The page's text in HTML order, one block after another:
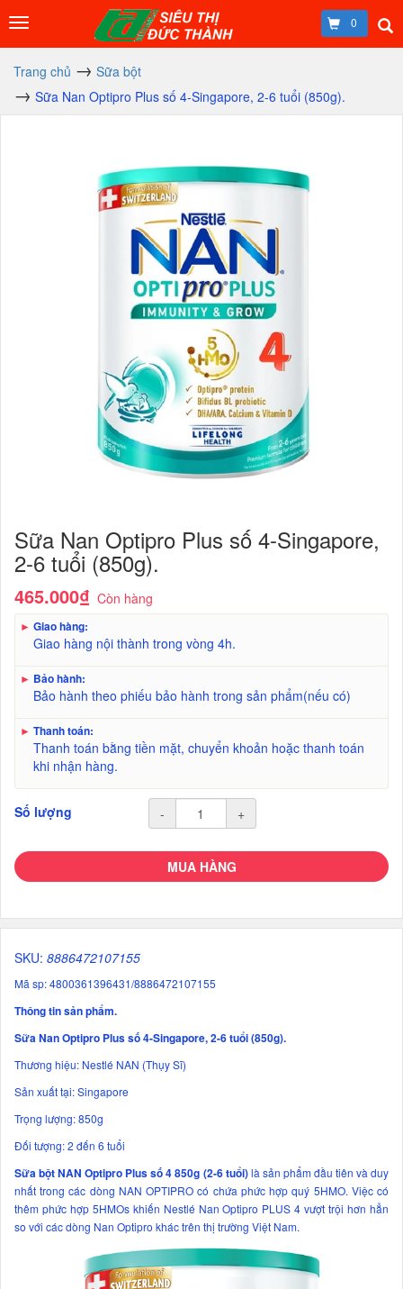
0
Trang chủ
Sữa bột
Sữa Nan Optipro Plus số 4-Singapore, 2-6 tuổi (850g).
Sữa Nan Optipro Plus số 4-Singapore,
2-6 tuổi (850g).
465.000₫ Còn hàng
► Giao hàng:
Giao hàng nội thành trong vòng 4h.
► Bảo hành:
Bảo hành theo phiếu bảo hành trong sản phẩm(nếu có)
► Thanh toán:
Thanh toán bằng tiền mặt, chuyển khoản hoặc thanh toán
khi nhận hàng.
Số lượng - +
MUA HÀNG
SKU: 8886472107155
Mã sp: 4800361396431/8886472107155
Thông tin sản phẩm.
Sữa Nan Optipro Plus số 4-Singapore, 2-6 tuổi (850g).
Thương hiệu: Nestlé NAN (Thụy Sĩ)
Sản xuất tại: Singapore
Trọng lượng: 850g
Đối tượng: 2 đến 6 tuổi
Sữa bột NAN Optipro Plus số 4 850g (2-6 tuổi)là sản phẩm đầu tiên và duy
nhất trong các dòng NAN OPTIPRO có chứa phức hợp quý 5HMO. Việc có
thêm phức hợp 5HMOs khiến Nestlé Nan Optipro PLUS 4 vượt trội hơn hẳn
so với các dòng Nan Optipro khác trên thị trường Việt Nam.